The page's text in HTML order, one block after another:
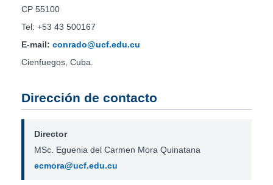
CP 55100
Tel: +53 43 500167
E-mail: conrado@ucf.edu.cu
Cienfuegos, Cuba.
Dirección de contacto
Director
MSc. Eguenia del Carmen Mora Quinatana
ecmora@ucf.edu.cu